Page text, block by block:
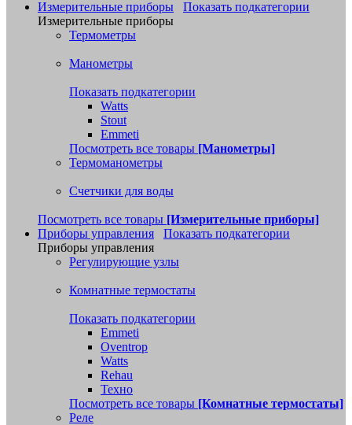
Измерительные приборы
Показать подкатегории
Измерительные приборы
Термометры
Манометры
Показать подкатегории
Watts
Stout
Emmeti
Посмотреть все товары [Манометры]
Термоманометры
Счетчики для воды
Посмотреть все товары [Измерительные приборы]
Приборы управления
Показать подкатегории
Приборы управления
Регулирующие узлы
Комнатные термостаты
Показать подкатегории
Emmeti
Oventrop
Watts
Rehau
Техно
Посмотреть все товары [Комнатные термостаты]
Реле